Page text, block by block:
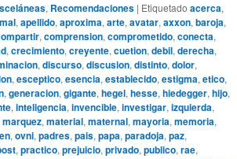
, Recomendaciones | Etiquetado acerca,
, apellido, aproxima, arte, avatar, axxon, baroja,
, comprension, comprometido, conecta,
, crecimiento, creyente, cuetion, debil, derecha,
, discurso, discusion, distinto, dolor,
, esceptico, esencia, establecido, estigma, etico,
, generacion, gigante, hegel, hesse, hiedegger, hijo,
, inteligencia, invencible, investigar, izquierda,
marquez, material, maternal, mayoria, memoria,
, ovni, padres, pais, papa, paradoja, paz,
, practico, prejuicio, privado, publico, rae,